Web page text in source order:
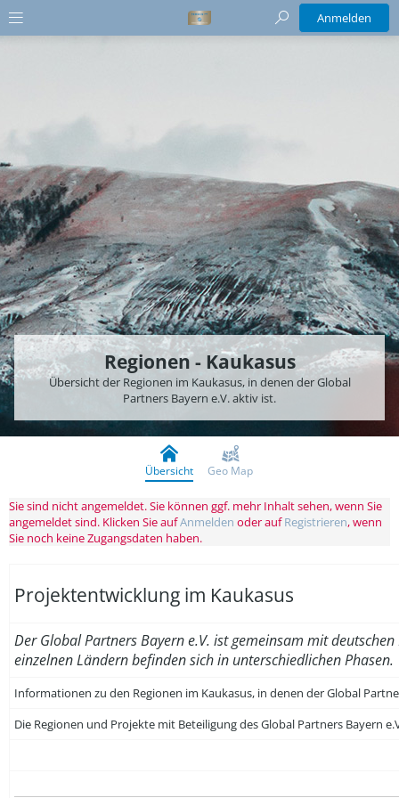
Anmelden
Regionen - Kaukasus
Übersicht der Regionen im Kaukasus, in denen der Global
Partners Bayern e.V. aktiv ist.
Übersicht Geo Map
Sie sind nicht angemeldet. Sie können ggf. mehr Inhalt sehen, wenn Sie
angemeldet sind. Klicken Sie aufAnmelden oder aufRegistrieren, wenn
Sie noch keine Zugangsdaten haben.
Projektentwicklung im Kaukasus
Der Global Partners Bayern e.V. ist gemeinsam mit
einzelnen Ländern befinden sich in unterschiedlichen Phasen.
Informationen zu den Regionen im Kaukasus, in denen der Global
Die Regionen und Projekte mit Beteiligung des Global Partners Bayern